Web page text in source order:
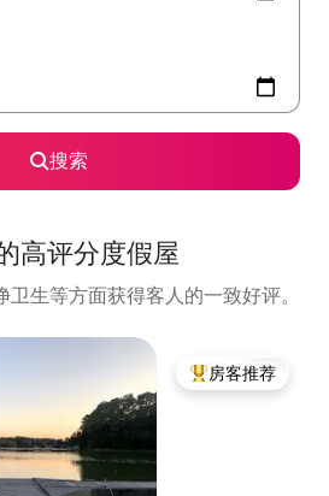
搜索
高评分度假屋
生等方面获得客人的一致好评。
热门「房客推荐」
房客推荐